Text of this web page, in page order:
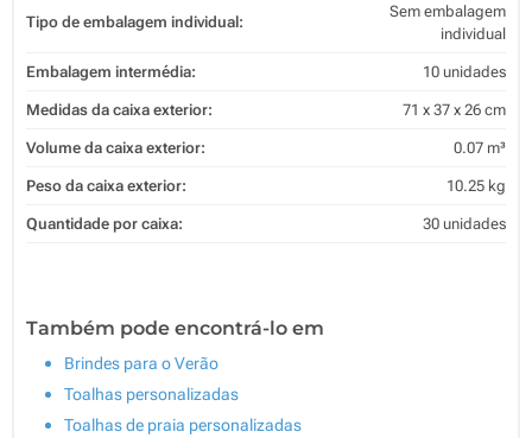
Tipo de embalagem individual:
Sem embalagem
individual
Embalagem intermédia: 10 unidades
Medidas da caixa exterior: 71 x 37 x 26 cm
Volume da caixa exterior: 0.07 m³
Peso da caixa exterior: 10.25 kg
Quantidade por caixa: 30 unidades
Também pode encontrá-lo em
Brindes para o Verão
Toalhas personalizadas
Toalhas de praia personalizadas